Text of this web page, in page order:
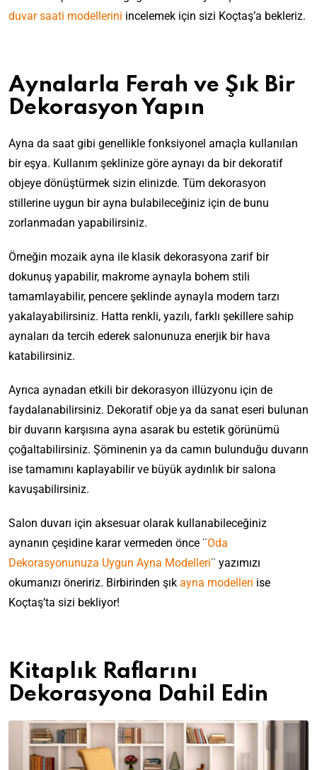
duvar saati modellerini incelemek için sizi Koçtaş’a bekleriz.
Aynalarla Ferah ve Şık Bir
Dekorasyon Yapın
Ayna da saat gibi genellikle fonksiyonel amaçla kullanılan
bir eşya. Kullanım şeklinize göre aynayı da bir dekoratif
objeye dönüştürmek sizin elinizde. Tüm dekorasyon
stillerine uygun bir ayna bulabileceğiniz için de bunu
zorlanmadan yapabilirsiniz.
Örneğin mozaik ayna ile klasik dekorasyona zarif bir
dokunuş yapabilir, makrome aynayla bohem stili
tamamlayabilir, pencere şeklinde aynayla modern tarzı
yakalayabilirsiniz. Hatta renkli, yazılı, farklı şekillere sahip
aynaları da tercih ederek salonunuza enerjik bir hava
katabilirsiniz.
Ayrıca aynadan etkili bir dekorasyon illüzyonu için de
faydalanabilirsiniz. Dekoratif obje ya da sanat eseri bulunan
bir duvarın karşısına ayna asarak bu estetik görünümü
çoğaltabilirsiniz. Şöminenin ya da camın bulunduğu duvarın
ise tamamını kaplayabilir ve büyük aydınlık bir salona
kavuşabilirsiniz.
Salon duvarı için aksesuar olarak kullanabileceğiniz
aynanın çeşidine karar vermeden önce ¨Oda
Dekorasyonunuza Uygun Ayna Modelleri¨ yazımızı
okumanızı öneririz. Birbirinden şık ayna modelleri ise
Koçtaş’ta sizi bekliyor!
Kitaplık Raflarını
Dekorasyona Dahil Edin